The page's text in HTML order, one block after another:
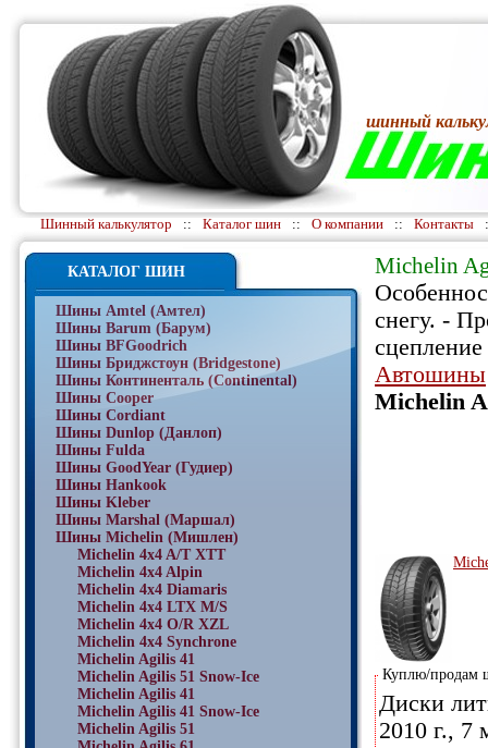
шинный
Шинный калькулятор :: Каталог шин :: О компании :: Контакты
КАТАЛОГ ШИН
Шины Amtel (Амтел)
Шины Barum (Барум)
Шины BFGoodrich
Шины Бриджстоун (Bridgestone)
Шины Континенталь (Continental)
Шины Cooper
Шины Cordiant
Шины Dunlop (Данлоп)
Шины Fulda
Шины GoodYear (Гудиер)
Шины Hankook
Шины Kleber
Шины Marshal (Маршал)
Шины Michelin (Мишлен)
Michelin 4x4 A/T XTT
Michelin 4x4 Alpin
Michelin 4x4 Diamaris
Michelin 4x4 LTX M/S
Michelin 4x4 O/R XZL
Michelin 4x4 Synchrone
Michelin Agilis 41
Michelin Agilis 51 Snow-Ice
Michelin Agilis 41
Michelin Agilis 41 Snow-Ice
Michelin Agilis 51
Michelin
снегу. -
Автошины
Michelin
Куплю/продам
Диски
2010 г., 7